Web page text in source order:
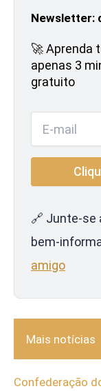
Newsletter:
🚀 Aprenda
apenas 3
gratuito
🔗 Junte-se
bem-
amigo
Mais notícias
Confederação